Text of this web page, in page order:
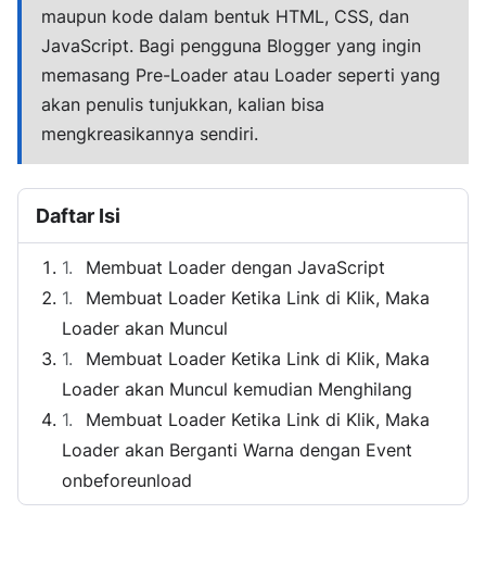
maupun kode dalam bentuk HTML, CSS, dan
JavaScript. Bagi pengguna Blogger yang ingin
memasang Pre-Loader atau Loader seperti yang
akan penulis tunjukkan, kalian bisa
mengkreasikannya sendiri.
Daftar Isi
Membuat Loader dengan JavaScript
Membuat Loader Ketika Link di Klik, Maka
Loader akan Muncul
Membuat Loader Ketika Link di Klik, Maka
Loader akan Muncul kemudian Menghilang
Membuat Loader Ketika Link di Klik, Maka
Loader akan Berganti Warna dengan Event
onbeforeunload